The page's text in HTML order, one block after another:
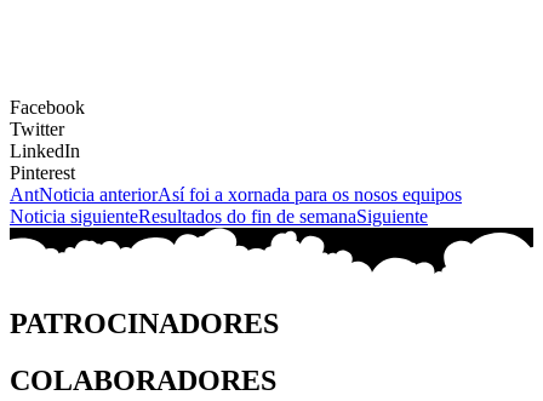
Facebook
Twitter
LinkedIn
Pinterest
AntNoticia anteriorAsí foi a xornada para os nosos equipos
Noticia siguienteResultados do fin de semanaSiguiente
PATROCINADORES
COLABORADORES